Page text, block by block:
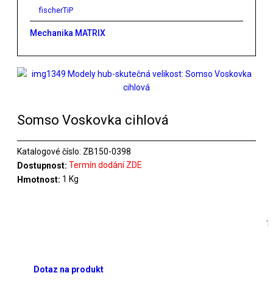
fischerTiP
Mechanika MATRIX
Somso Voskovka cihlová
Katalogové číslo: ZB150-0398
Dostupnost: Termín dodání ZDE
Hmotnost: 1 Kg
Dotaz na produkt